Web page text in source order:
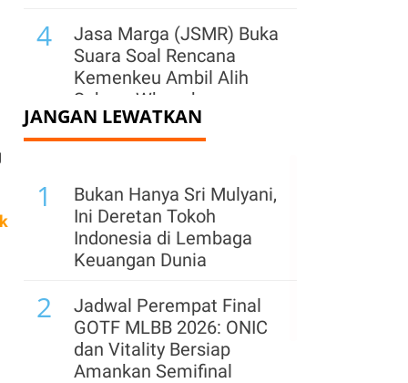
4
Jasa Marga (JSMR) Buka
Suara Soal Rencana
Kemenkeu Ambil Alih
Saham Whoosh
5
Harga Emas Diproyeksi
Dipengaruhi Harga
Minyak dan The Fed
Saham WIKA dan JSMR
Berpotensi Terangkat
Usai Beban KCIC
Dialihkan kepada
Kemenkeu
JANGAN LEWATKAN
1
Bukan Hanya Sri Mulyani,
Ini Deretan Tokoh
Indonesia di Lembaga
Keuangan Dunia
2
Jadwal Perempat Final
GOTF MLBB 2026: ONIC
dan Vitality Bersiap
Amankan Semifinal